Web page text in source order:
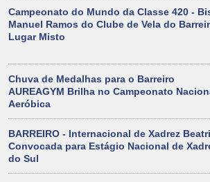
Campeonato do Mundo da Classe 420 -
Manuel Ramos do Clube de Vela do
Lugar Misto
Chuva de Medalhas para o Barreiro
AUREAGYM Brilha no Campeonato
Aeróbica
BARREIRO - Internacional de Xadrez
Convocada para Estágio Nacional de
do Sul